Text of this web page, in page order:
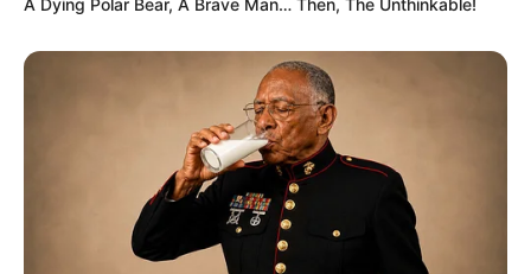
A Dying Polar Bear, A Brave Man… Then, The Unthinkable!